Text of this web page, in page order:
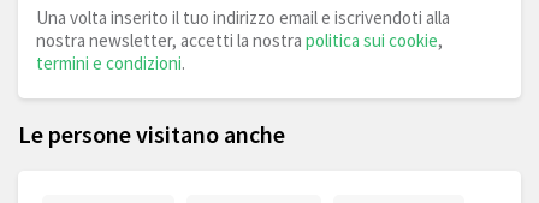
Una volta inserito il tuo indirizzo email e iscrivendoti alla
nostra newsletter, accetti la nostra politica sui cookie,
termini e condizioni.
Le persone visitano anche